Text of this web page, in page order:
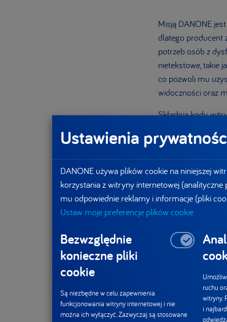
Misją DANONE
dlatego producent
potrzeb osób z
nietekstowe, takie
co pozwoli mu
widoczności oraz
Składnia kodu
wykonać
Dodatkowo
klawiatury. Warto
czy muzyki w tle,
u niektórych osób
Na temat nowej
Ustawienia
DANONE używa plików cookie na niniejszej
korzystania z witryny internetowej
mu odpowiednie reklamy i informacje (pliki
Ustaw moje preferencje plików cookie
Bezwzględnie
konieczne pliki
cookie
Są niezbędne w celu zapewnienia
funkcjonowania witryny internetowej i nie
można ich wyłączyć. Zazwyczaj są stosowane
ruchu
witryny.
i